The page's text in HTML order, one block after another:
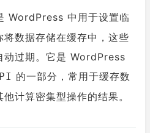
WordPress 中用于设置临
数据存储在缓存中，这些
动过期。它是 WordPress
的一部分，常用于缓存数
计算密集型操作的结果。